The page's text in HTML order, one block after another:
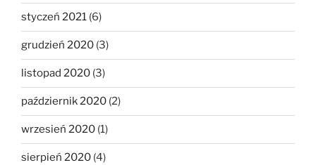
styczeń 2021 (6)
grudzień 2020 (3)
listopad 2020 (3)
październik 2020 (2)
wrzesień 2020 (1)
sierpień 2020 (4)